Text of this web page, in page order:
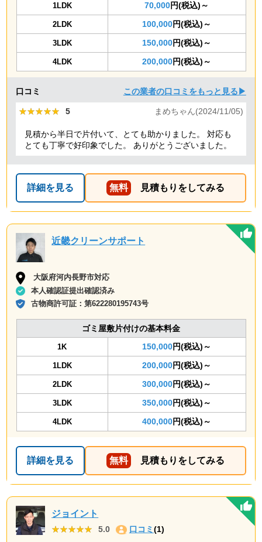
1LDK 70,000円(税込)～
2LDK 100,000円(税込)～
3LDK 150,000円(税込)～
4LDK 200,000円(税込)～
口コミ この業者の口コミをもっと見る▶
★★★★★
★★★★★ 5 まめちゃん(2024/11/05)
見積から半日で片付いて、とても助かりました。 対応も
とても丁寧で好印象でした。 ありがとうございました。
詳細を見る 無料 見積もりをしてみる
近畿クリーンサポート
大阪府河内長野市対応
本人確認証提出確認済み
古物商許可証：第622280195743号
ゴミ屋敷片付けの基本料金
1K 150,000円(税込)～
1LDK 200,000円(税込)～
2LDK 300,000円(税込)～
3LDK 350,000円(税込)～
4LDK 400,000円(税込)～
詳細を見る 無料 見積もりをしてみる
ジョイント
★★★★★
★★★★★ 5.0 口コミ (1)